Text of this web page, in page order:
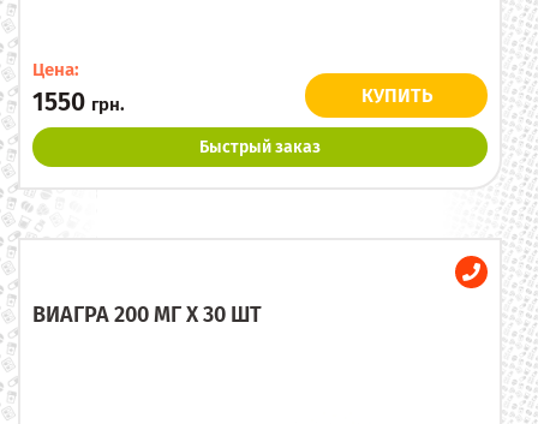
Цена:
1550 грн. КУПИТЬ
Быстрый заказ
ВИАГРА 200 МГ X 30 ШТ